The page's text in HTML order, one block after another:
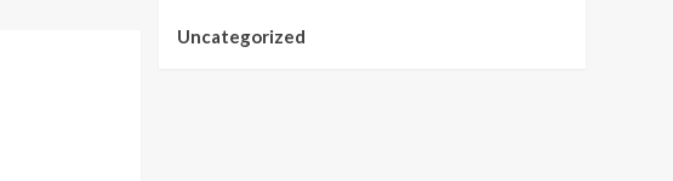
Uncategorized